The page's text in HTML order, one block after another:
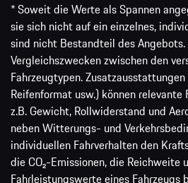
* Soweit die Werte als Spannen
sie sich nicht auf ein einzelnes,
sind nicht Bestandteil des
Vergleichszwecken zwischen den
Fahrzeugtypen.
Reifenformat usw.) können
z.B. Gewicht, Rollwiderstand und
neben Witterungs- und
individuellen Fahrverhalten den
die CO₂-Emissionen, die Reichweite
Fahrleistungswerte eines Fahrzeugs